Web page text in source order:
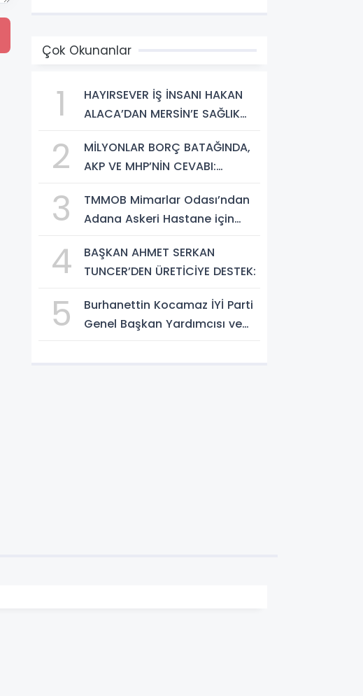
Çok Okunanlar
1
HAYIRSEVER İŞ İNSANI HAKAN
ALACA’DAN MERSİN’E SAĞLIK
2
MİLYONLAR BORÇ BATAĞINDA,
AKP VE MHP’NİN CEVABI:
3
TMMOB Mimarlar Odası’ndan
Adana Askeri Hastane için
4
BAŞKAN AHMET SERKAN
TUNCER’DEN ÜRETİCİYE DESTEK:
5
Burhanettin Kocamaz İYİ Parti
Genel Başkan Yardımcısı ve